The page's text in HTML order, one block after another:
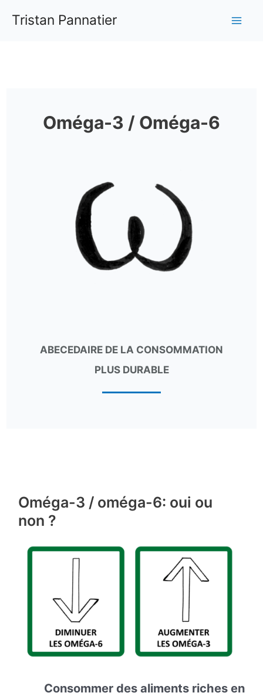
Tristan Pannatier
Oméga-3 / Oméga-6
ABECEDAIRE DE LA CONSOMMATION
PLUS DURABLE
Oméga-3 / oméga-6: oui ou
non ?
Consommer des aliments riches en